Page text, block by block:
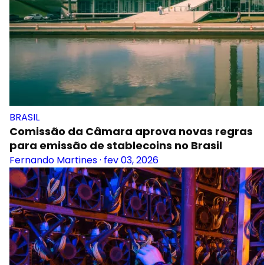
BRASIL
Comissão da Câmara aprova novas regras
para emissão de stablecoins no Brasil
Fernando Martines· fev 03, 2026